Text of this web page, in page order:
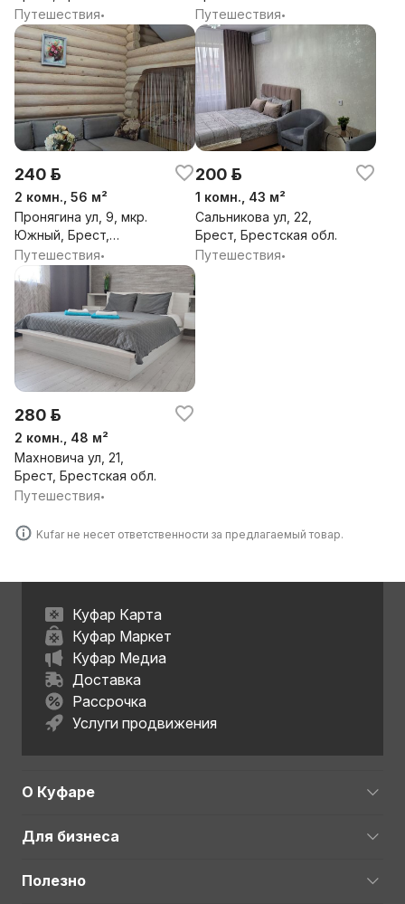
Путешествия•
Путешествия•
240 р.
2 комн., 56 м²
Пронягина ул, 9, мкр.
Южный, Брест,
Брестская обл.
Путешествия•
200 р.
1 комн., 43 м²
Сальникова ул, 22,
Брест, Брестская обл.
Путешествия•
280 р.
2 комн., 48 м²
Махновича ул, 21,
Брест, Брестская обл.
Путешествия•
Kufar не несет ответственности за предлагаемый товар.
Куфар Карта
Куфар Маркет
Куфар Медиа
Доставка
Рассрочка
Услуги продвижения
О Куфаре
Для бизнеса
Полезно